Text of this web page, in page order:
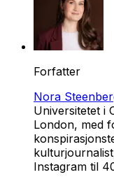
Forfatter
Nora
Universitetet i
London, med
Instagram til